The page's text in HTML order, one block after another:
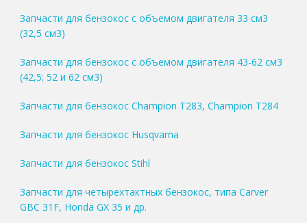
Запчасти для бензокос с объемом двигателя 33 см3
(32,5 см3)
Запчасти для бензокос с объемом двигателя 43-62 см3
(42,5; 52 и 62 см3)
Запчасти для бензокос Champion T283, Champion T284
Запчасти для бензокос Husqvarna
Запчасти для бензокос Stihl
Запчасти для четырехтактных бензокос, типа Carver
GBC 31F, Honda GX 35 и др.